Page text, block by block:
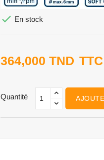
 En stock
364,000 TND TTC
Quantité